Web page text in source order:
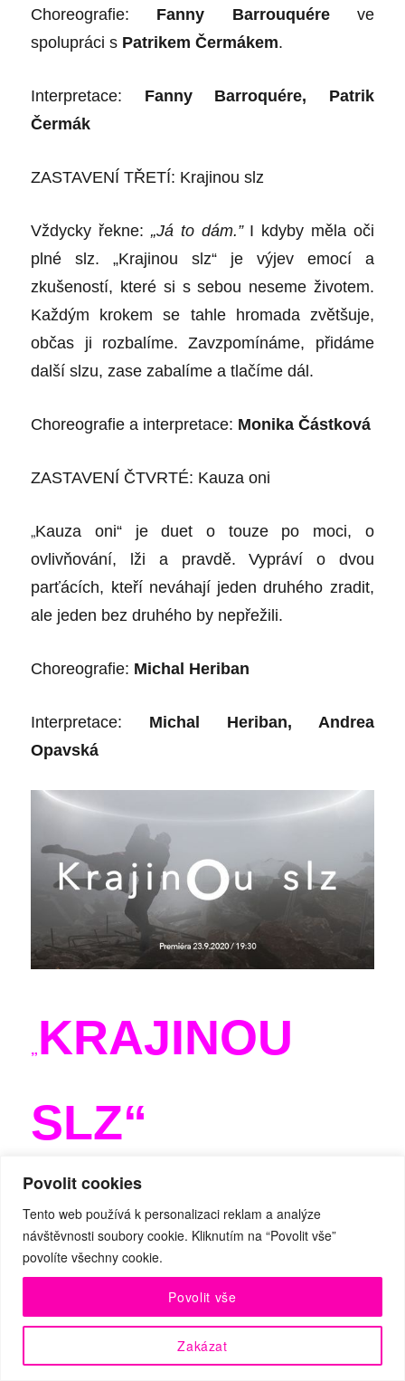
Povolit cookies
Tento web používá k personalizaci reklam a analýze
návštěvnosti soubory cookie. Kliknutím na “Povolit vše”
povolíte všechny cookie.
Zakázat
Povolit vše
Choreografie: Fanny Barrouquére ve
spolupráci s Patrikem Čermákem.
Interpretace: Fanny Barroquére, Patrik
Čermák
ZASTAVENÍ TŘETÍ: Krajinou slz
Vždycky řekne: „Já to dám.”I kdyby měla oči
plné slz. „Krajinou slz“ je výjev emocí a
zkušeností, které si s sebou neseme životem.
Každým krokem se tahle hromada zvětšuje,
občas ji rozbalíme. Zavzpomínáme, přidáme
další slzu, zase zabalíme a tlačíme dál.
Choreografie a interpretace: Monika Částková
ZASTAVENÍ ČTVRTÉ: Kauza oni
„Kauza oni“ je duet o touze po moci, o
ovlivňování, lži a pravdě. Vypráví o dvou
parťácích, kteří neváhají jeden druhého zradit,
ale jeden bez druhého by nepřežili.
Choreografie: Michal Heriban
Interpretace: Michal Heriban, Andrea
Opavská
„KRAJINOU
SLZ“
Barrouquére, Patrik Čermák, Andrea
Opavská, Michal Heriban, Monika Částková,
Barbora Nechanická
Dramaturgie a mentoring:Lenka Vagnerová